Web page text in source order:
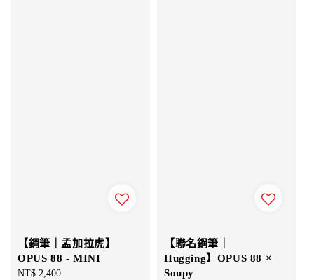
【鋼筆｜孟加拉虎】
OPUS 88 - MINI
Regular
NT$ 2,400
【聯名鋼筆｜
Hugging】OPUS 88 ×
Soupy